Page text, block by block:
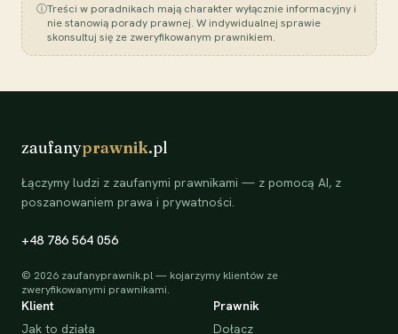
ⓘTreści w poradnikach mają charakter wyłącznie informacyjny i
nie stanowią porady prawnej. W indywidualnej sprawie
skonsultuj się ze zweryfikowanym prawnikiem.
zaufanyprawnik.pl
Łączymy ludzi z zaufanymi prawnikami — z pomocą AI, z
poszanowaniem prawa i prywatności.
+48 786 564 056
© 2026 zaufanyprawnik.pl — kojarzymy klientów ze
zweryfikowanymi prawnikami.
Klient
Jak to działa
Prawnik
Dołącz